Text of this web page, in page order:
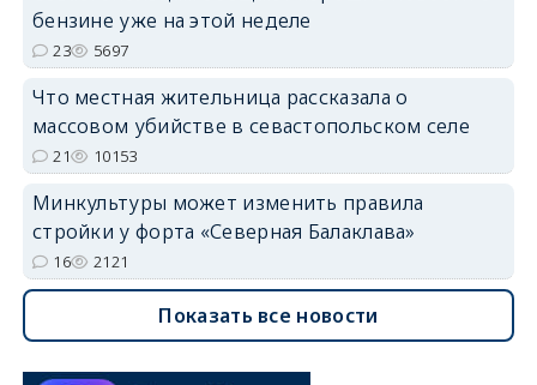
бензине уже на этой неделе
23 5697
Что местная жительница рассказала о
массовом убийстве в севастопольском селе
21 10153
Минкультуры может изменить правила
стройки у форта «Северная Балаклава»
16 2121
Показать все новости